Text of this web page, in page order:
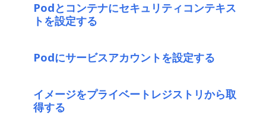
Podとコンテナにセキュリティコンテキス
トを設定する
Podにサービスアカウントを設定する
イメージをプライベートレジストリから取
得する